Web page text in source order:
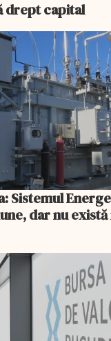
drept capital
Sistemul
dar nu